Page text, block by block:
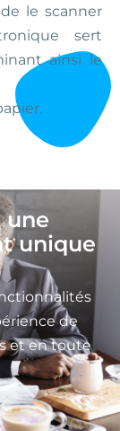
le scanner
sert
ainsi le
une
unique
de
et en toute